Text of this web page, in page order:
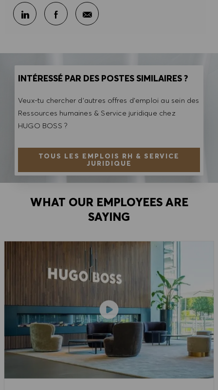
Partager sur LinkedIn
Partager sur Facebook
Partager par e-mail
INTÉRESSÉ PAR DES POSTES SIMILAIRES ?
Veux-tu chercher d'autres offres d'emploi au sein des
Ressources humaines & Service juridique chez
HUGO BOSS ?
TOUS LES EMPLOIS RH & SERVICE
JURIDIQUE
WHAT OUR EMPLOYEES ARE
SAYING